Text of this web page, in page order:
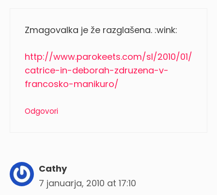
Zmagovalka je že razglašena. :wink:
http://www.parokeets.com/sl/2010/01/
catrice-in-deborah-zdruzena-v-
francosko-manikuro/
Odgovori
Cathy
7 januarja, 2010 at 17:10